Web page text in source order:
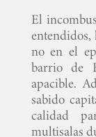
El
no en el
barrio de
apacible.
sabido
calidad
multisalas